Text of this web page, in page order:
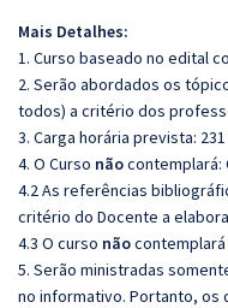
Mais Detalhes:
1. Curso baseado no edital
2. Serão abordados os
todos) a critério dos
3. Carga horária prevista:
4. O Curso nãocontemplará:
4.2 As referências
critério do Docente a
4.3 O curso nãocontemplará
5. Serão ministradas
no informativo. Portanto, os